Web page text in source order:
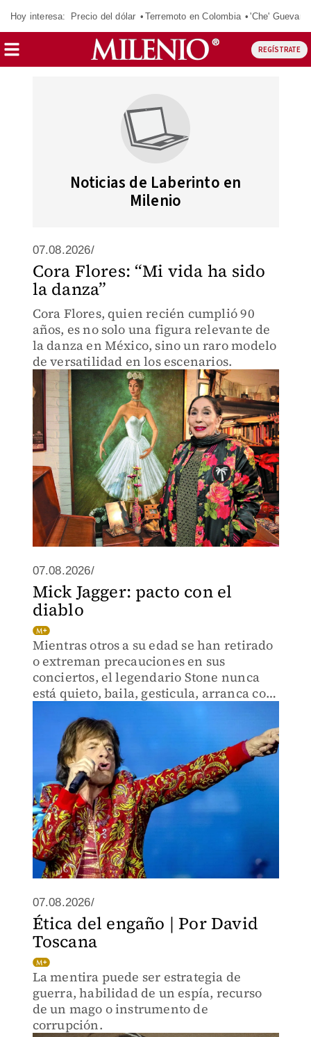
Hoy interesa: Precio del dólar Terremoto en Colombia 'Che' Guevara
REGÍSTRATE
Noticias de Laberinto en
Milenio
07.08.2026/
Cora Flores: “Mi vida ha sido
la danza”
Cora Flores, quien recién cumplió 90
años, es no solo una figura relevante de
la danza en México, sino un raro modelo
de versatilidad en los escenarios.
07.08.2026/
Mick Jagger: pacto con el
diablo
Mientras otros a su edad se han retirado
o extreman precauciones en sus
conciertos, el legendario Stone nunca
está quieto, baila, gesticula, arranca con
alaridos del público
07.08.2026/
Ética del engaño | Por David
Toscana
La mentira puede ser estrategia de
guerra, habilidad de un espía, recurso
de un mago o instrumento de
corrupción.